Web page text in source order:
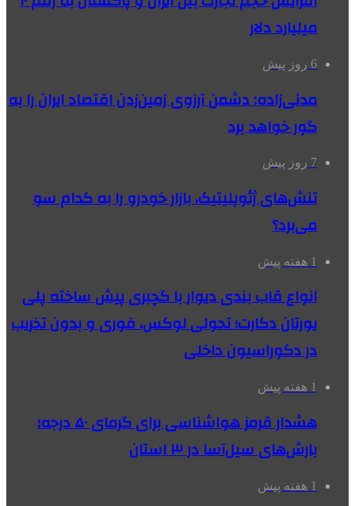
میلیارد دلار
6 روز پیش
مدنی‌زاده: دشمن آرزوی زمین‌زدن اقتصاد ایران را به
گور خواهد برد
7 روز پیش
تنش‌های ژئوپلیتیک، بازار خودرو را به کدام سو
می‌برد؟
1 هفته پیش
انواع قاب بندی دیوار با گچبری پیش ساخته پلی
یورتان دکارت؛ تحولی لوکس، فوری و بدون تخریب
در دکوراسیون داخلی
1 هفته پیش
هشدار قرمز هواشناسی برای گرمای ۵۰ درجه؛
بارش‌های سیل‌آسا در ۳ استان
1 هفته پیش